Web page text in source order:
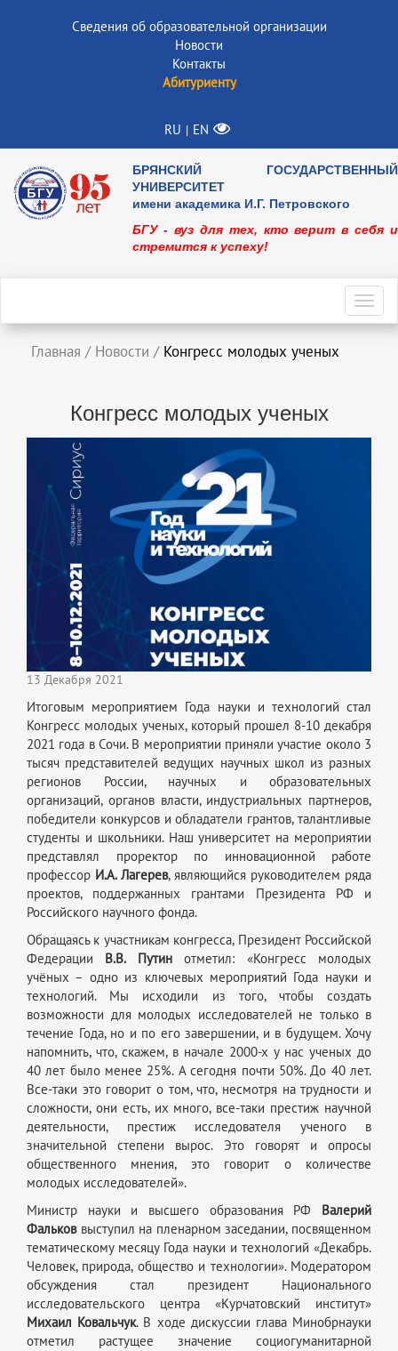
Сведения об образовательной организации
Новости
Контакты
Абитуриенту
RU | EN
БРЯНСКИЙ ГОСУДАРСТВЕННЫЙ
УНИВЕРСИТЕТ
имени академика И.Г. Петровского
БГУ - вуз для тех, кто верит в себя и
стремится к успеху!
Главная / Новости / Конгресс молодых ученых
Конгресс молодых ученых
13 Декабря 2021
Итоговым мероприятием Года науки и технологий стал
Конгресс молодых ученых, который прошел 8-10 декабря
2021 года в Сочи. В мероприятии приняли участие около 3
тысяч представителей ведущих научных школ из разных
регионов России, научных и образовательных
организаций, органов власти, индустриальных партнеров,
победители конкурсов и обладатели грантов, талантливые
студенты и школьники. Наш университет на мероприятии
представлял проректор по инновационной работе
профессор И.А. Лагерев, являющийся руководителем ряда
проектов, поддержанных грантами Президента РФ и
Российского научного фонда.
Обращаясь к участникам конгресса, Президент Российской
Федерации В.В. Путинотметил: «Конгресс молодых
учёных – одно из ключевых мероприятий Года науки и
технологий. Мы исходили из того, чтобы создать
возможности для молодых исследователей не только в
течение Года, но и по его завершении, и в будущем. Хочу
напомнить, что, скажем, в начале 2000-х у нас ученых до
40 лет было менее 25%. А сегодня почти 50%. До 40 лет.
Все-таки это говорит о том, что, несмотря на трудности и
сложности, они есть, их много, все-таки престиж научной
деятельности, престиж исследователя ученого в
значительной степени вырос. Это говорят и опросы
общественного мнения, это говорит о количестве
молодых исследователей».
Министр науки и высшего образования РФ Валерий
Фальковвыступил на пленарном заседании, посвященном
тематическому месяцу Года науки и технологий «Декабрь.
Человек, природа, общество и технологии». Модератором
обсуждения стал президент Национального
исследовательского центра «Курчатовский институт»
Михаил Ковальчук. В ходе дискуссии глава Минобрнауки
отметил растущее значение социогуманитарной